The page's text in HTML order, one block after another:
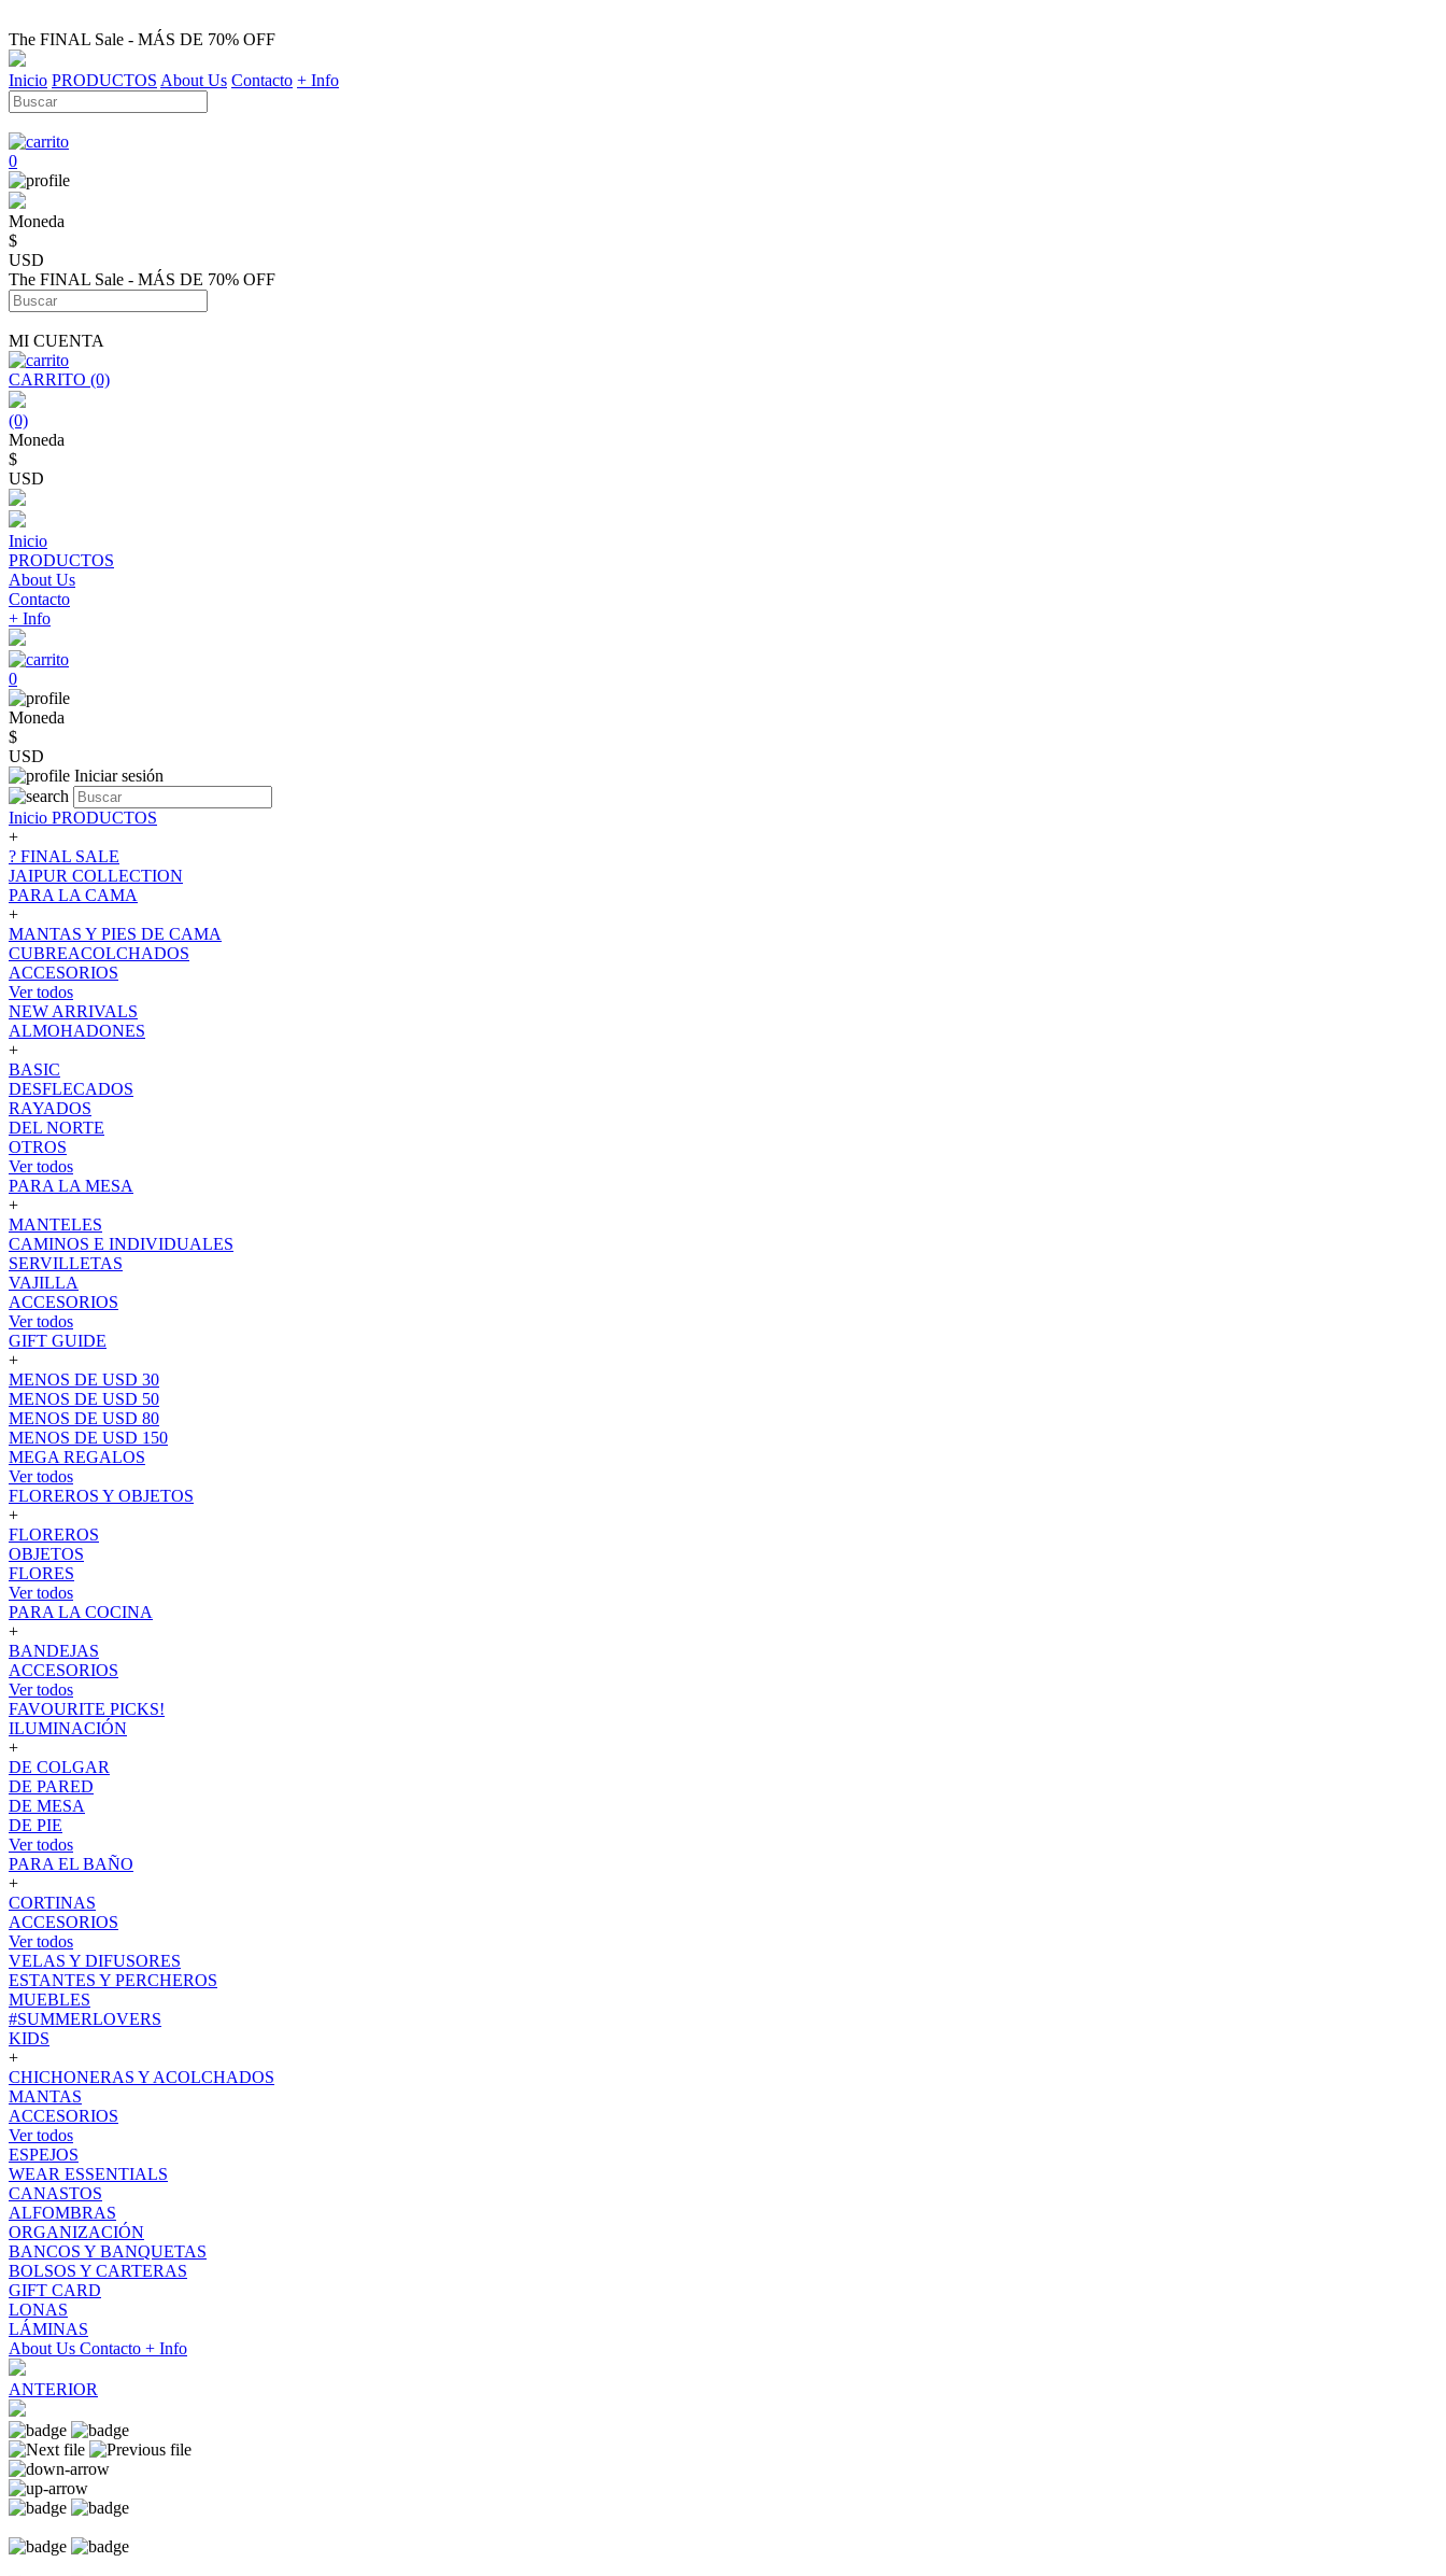
The FINAL Sale - MÁS DE 70% OFF
Inicio PRODUCTOS About Us Contacto + Info
0
Moneda
$
USD
The FINAL Sale - MÁS DE 70% OFF
MI CUENTA
CARRITO (0)
(0)
Moneda
$
USD
Inicio
PRODUCTOS
About Us
Contacto
+ Info
0
Moneda
$
USD
Iniciar sesión
Inicio PRODUCTOS
+
? FINAL SALE
JAIPUR COLLECTION
PARA LA CAMA
+
MANTAS Y PIES DE CAMA
CUBREACOLCHADOS
ACCESORIOS
Ver todos
NEW ARRIVALS
ALMOHADONES
+
BASIC
DESFLECADOS
RAYADOS
DEL NORTE
OTROS
Ver todos
PARA LA MESA
+
MANTELES
CAMINOS E INDIVIDUALES
SERVILLETAS
VAJILLA
ACCESORIOS
Ver todos
GIFT GUIDE
+
MENOS DE USD 30
MENOS DE USD 50
MENOS DE USD 80
MENOS DE USD 150
MEGA REGALOS
Ver todos
FLOREROS Y OBJETOS
+
FLOREROS
OBJETOS
FLORES
Ver todos
PARA LA COCINA
+
BANDEJAS
ACCESORIOS
Ver todos
FAVOURITE PICKS!
ILUMINACIÓN
+
DE COLGAR
DE PARED
DE MESA
DE PIE
Ver todos
PARA EL BAÑO
+
CORTINAS
ACCESORIOS
Ver todos
VELAS Y DIFUSORES
ESTANTES Y PERCHEROS
MUEBLES
#SUMMERLOVERS
KIDS
+
CHICHONERAS Y ACOLCHADOS
MANTAS
ACCESORIOS
Ver todos
ESPEJOS
WEAR ESSENTIALS
CANASTOS
ALFOMBRAS
ORGANIZACIÓN
BANCOS Y BANQUETAS
BOLSOS Y CARTERAS
GIFT CARD
LONAS
LÁMINAS
About Us Contacto + Info
ANTERIOR